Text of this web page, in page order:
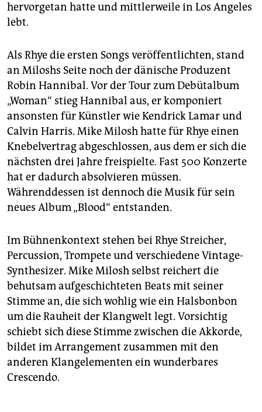
hervorgetan hatte und mittlerweile in Los Angeles
lebt.
Als Rhye die ersten Songs veröffentlichten, stand
an Miloshs Seite noch der dänische Produzent
Robin Hannibal. Vor der Tour zum Debütalbum
„Woman“ stieg Hannibal aus, er komponiert
ansonsten für Künstler wie Kendrick Lamar und
Calvin Harris. Mike Milosh hatte für Rhye einen
Knebelvertrag abgeschlossen, aus dem er sich die
nächsten drei Jahre freispielte. Fast 500 Konzerte
hat er dadurch absolvieren müssen.
Währenddessen ist dennoch die Musik für sein
neues Album „Blood“ entstanden.
Im Bühnenkontext stehen bei Rhye Streicher,
Percussion, Trompete und verschiedene Vintage-
Synthesizer. Mike Milosh selbst reichert die
behutsam aufgeschichteten Beats mit seiner
Stimme an, die sich wohlig wie ein Halsbonbon
um die Rauheit der Klangwelt legt. Vorsichtig
schiebt sich diese Stimme zwischen die Akkorde,
bildet im Arrangement zusammen mit den
anderen Klangelementen ein wunderbares
Crescendo.